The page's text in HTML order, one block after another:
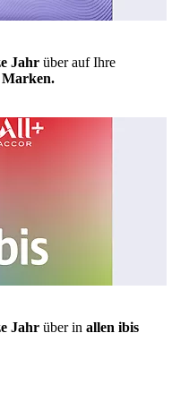
Jahr über auf Ihre
Jahr über in allen ibis